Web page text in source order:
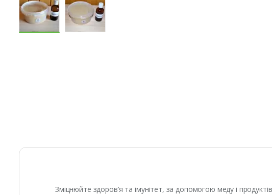
Зміцнюйте здоров’я та імунітет, за допомогою меду і